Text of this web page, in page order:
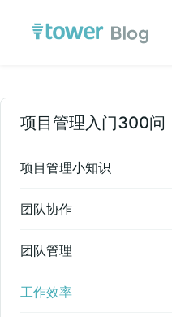
项目管理入门300问
项目管理小知识
团队协作
团队管理
工作效率